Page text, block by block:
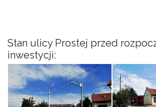
Stan ulicy Prostej przed
inwestycji: